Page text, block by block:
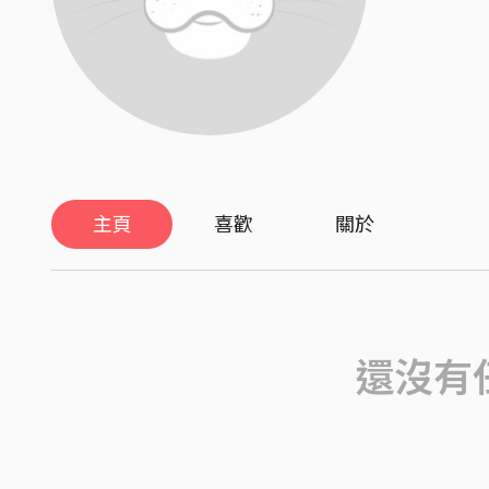
主頁 喜歡 關於
還沒有